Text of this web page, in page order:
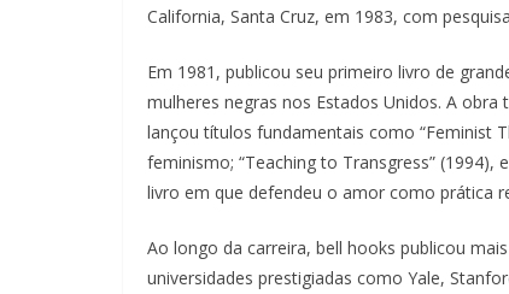
California, Santa Cruz, em 1983, com
Em 1981, publicou seu primeiro livro de
mulheres negras nos Estados Unidos. A
lançou títulos fundamentais como “Feminist
feminismo; “Teaching to Transgress” (1994),
livro em que defendeu o amor como prática
Ao longo da carreira, bell hooks publicou
universidades prestigiadas como Yale,